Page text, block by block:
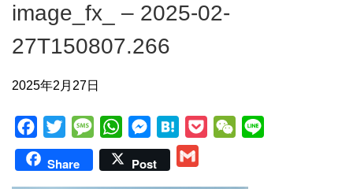
image_fx_ – 2025-02-
27T150807.266
2025年2月27日
a
c
w
i
M
e
s
W
h
a
e
s
a
t
W
Share Post